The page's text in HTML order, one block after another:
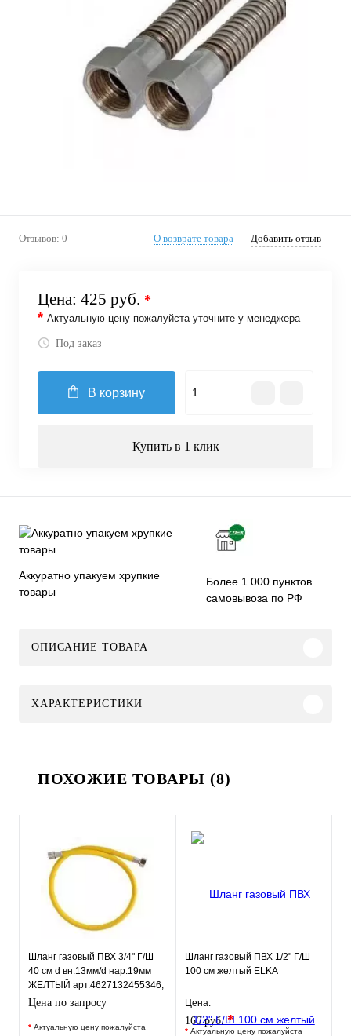
Отзывов: 0 О возврате товара Добавить отзыв
Цена: 425 руб. *
* Актуальную цену пожалуйста уточните у менеджера
Под заказ
В корзину
Купить в 1 клик
Аккуратно упакуем хрупкие
товары
Более 1 000 пунктов
самовывоза по РФ
ОПИСАНИЕ ТОВАРА
ХАРАКТЕРИСТИКИ
ПОХОЖИЕ ТОВАРЫ (8)
Шланг газовый ПВХ 3/4" Г/Ш
40 см d вн.13мм/d нар.19мм
ЖЕЛТЫЙ арт.4627132455346,
ELKA
Цена по запросу
* Актуальную цену пожалуйста
Шланг газовый ПВХ 1/2" Г/Ш
100 см желтый ELKA
Цена:
166 руб.*
* Актуальную цену пожалуйста